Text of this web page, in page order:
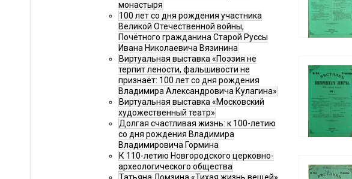
монастыря
100 лет со дня рождения участника
Великой Отечественной войны,
Почётного гражданина Старой Руссы
Ивана Николаевича Вязинина
Виртуальная выставка «Поэзия не
терпит лености, фальшивости не
признаёт: 100 лет со дня рождения
Владимира Александровича Кулагина»
Виртуальная выставка «Московский
художественный театр»
Долгая счастливая жизнь: к 100-летию
со дня рождения Владимира
Владимировича Гормина
К 110-летию Новгородского церковно-
археологического общества